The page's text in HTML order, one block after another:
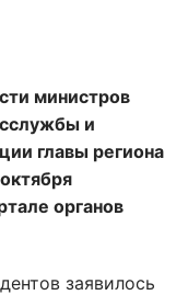
министров
и
главы региона
органов
заявилось